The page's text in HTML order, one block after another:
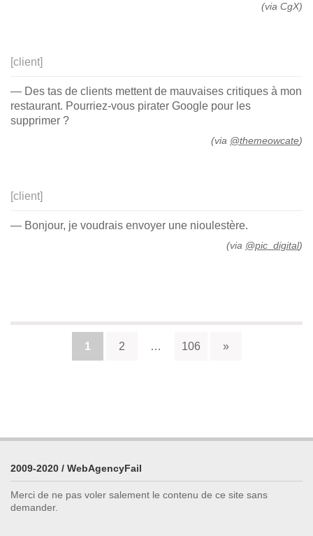
(via CgX)
[client]
— Des tas de clients mettent de mauvaises critiques à mon
restaurant. Pourriez-vous pirater Google pour les
supprimer ?
(via @themeowcate)
[client]
— Bonjour, je voudrais envoyer une nioulestère.
(via @pic_digital)
1 2 … 106
2009-2020 / WebAgencyFail
Merci de ne pas voler salement le contenu de ce site sans
demander.